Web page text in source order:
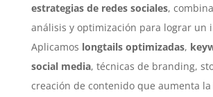
estrategias de redes sociales,
análisis y optimización para lograr un
Aplicamos longtails optimizadas,
social media, técnicas de branding,
creación de contenido que aumenta